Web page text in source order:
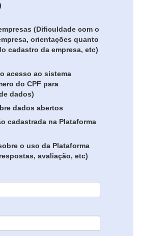
(Dificuldade com o
orientações quanto
cadastro da empresa, etc)
acesso ao sistema
do CPF para
dados)
dados abertos
cadastrada na Plataforma
o uso da Plataforma
avaliação, etc)